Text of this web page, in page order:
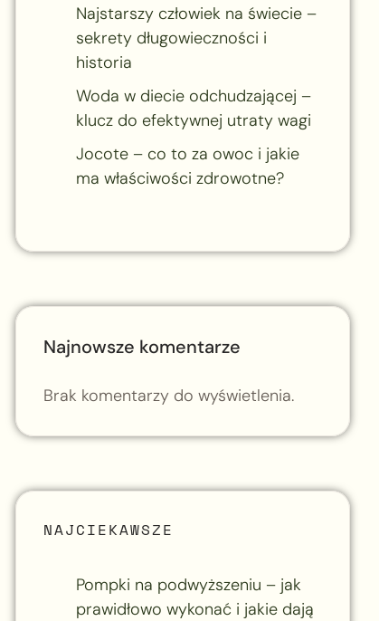
Najstarszy człowiek na świecie –
sekrety długowieczności i
historia
Woda w diecie odchudzającej –
klucz do efektywnej utraty wagi
Jocote – co to za owoc i jakie
ma właściwości zdrowotne?
Najnowsze komentarze
Brak komentarzy do wyświetlenia.
NAJCIEKAWSZE
Pompki na podwyższeniu – jak
prawidłowo wykonać i jakie dają